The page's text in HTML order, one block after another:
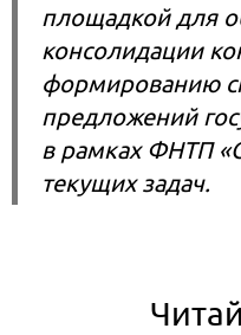
площадкой для
консолидации
формированию
предложений
в рамках ФНТП
текущих задач.